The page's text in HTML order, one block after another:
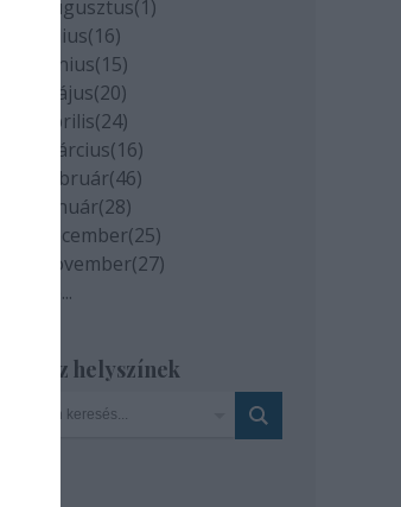
2020 augusztus(1)
2020 július(16)
2020 június(15)
2020 május(20)
2020 április(24)
2020 március(16)
2020 február(46)
2020 január(28)
2019 december(25)
2019 november(27)
...
Szinház helyszínek